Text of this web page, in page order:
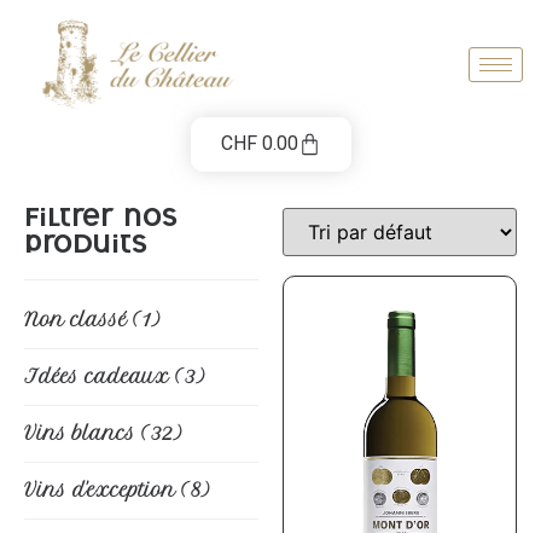
CHF0.00
Filtrer nos
produits
Non classé (1)
Idées cadeaux (3)
Vins blancs (32)
Vins d'exception(8)